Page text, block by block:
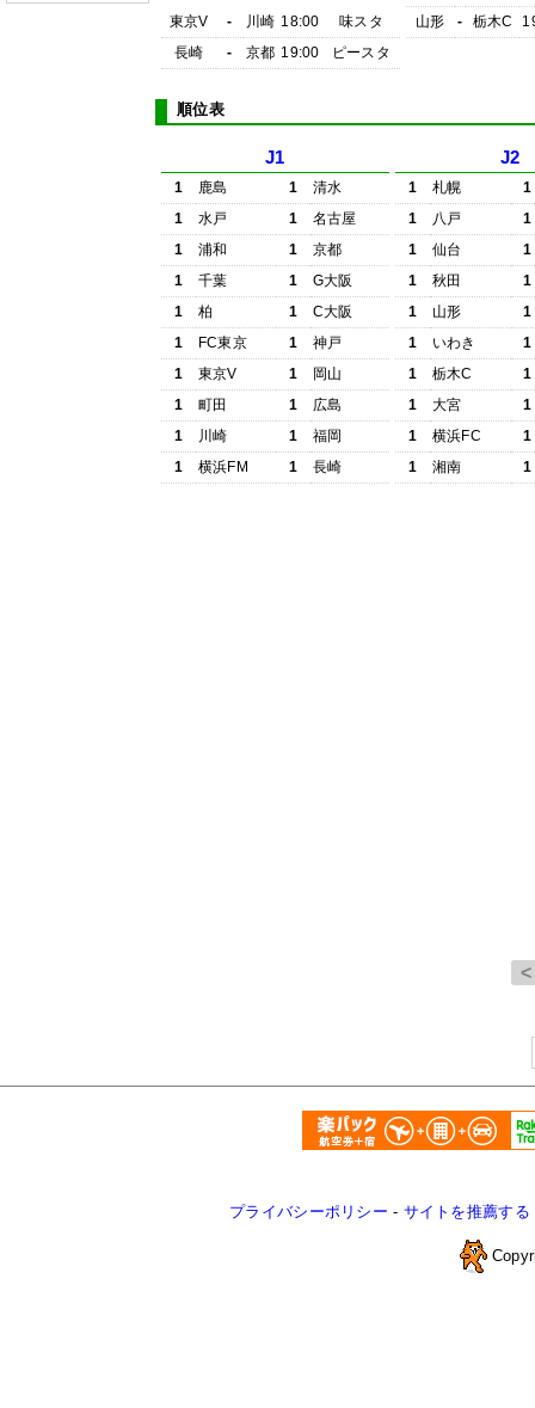
東京V
- 川崎 18:00
味スタ
長崎
- 京都 19:00 ピースタ
山形
- 栃木C
順位表
J1
1 鹿島 1
清水
1
水戸 1
名古屋
1
浦和 1
京都
1
千葉 1
G大阪
1
柏 1
C大阪
1
FC東京 1
神戸
1
東京V 1
岡山
1
町田 1
広島
1
川崎 1
福岡
1
横浜FM 1 長崎
J2
1 札幌
1
1
八戸
1
1
仙台
1
1
秋田
1
1
山形
1
1
いわき
1
1
栃木C
1
1
大宮
1
1
横浜FC
1
1
湘南 1
プライバシーポリシー - サイトを推薦する